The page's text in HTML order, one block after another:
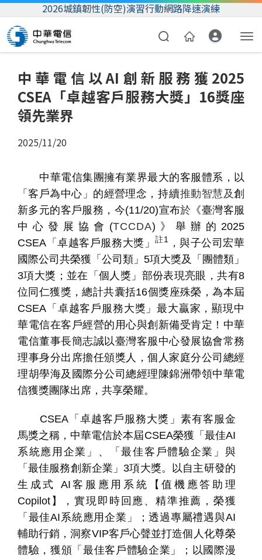
2026城鎮韌性(防空)演習行動網路降速演練
帳單繳費
我的帳號
個
人
家
企
業
科
關
中華電信以AI創新服務獲2025
CSEA「卓越客戶服務大獎」16獎座
領先業界
2025/11/20
中華電信集團擁有業界最大的客服體系，以
「客戶為中心」的經營理念 ，持續推動智慧及創
新多元的客戶服務，今(11/20)宣布於 《臺灣客服
中心發展協會 (TCCDA) 》舉辦的 2025
CSEA 「卓越客戶服務大獎」註 1，與子公司宏華
國際公司共榮獲「公司類」 5項大獎及「團體類」
3項大獎；並在「個人獎」部份表現亮眼，共有8
位同仁獲獎，總計共囊括16個獎座殊榮，為本屆
CSEA 「卓越客戶服務大獎」最大贏家，顯現中
華電信在客戶經營的用心與創新備受肯定！中華
電信董事長簡志誠以臺灣客服中心發展協會常務
理事身分出席擔任頒獎人，個人家庭分公司總經
理胡學海及國際分公司總經理陳錦洲帶領中華電
信獲獎團隊出席，共享榮耀。
CSEA 「卓越客戶服務大獎」素有客服金
馬獎之稱，中華電信於本屆CSEA榮獲「最佳AI
系統應用企業」、「最佳客戶體驗企業」與
「最佳服務創新企業」 3項大獎。 以自主研發的
生成式
AI 客服應用系統【值機應答助理
Copilot】，實現即時回應、精準推薦，榮獲
「最佳AI系統應用企業」；透過專屬禮遇與AI
輔助行銷，洞察VIP客戶心聲並打造個人化尊榮
體驗，獲頒「最佳客戶體驗企業」；以國際漫